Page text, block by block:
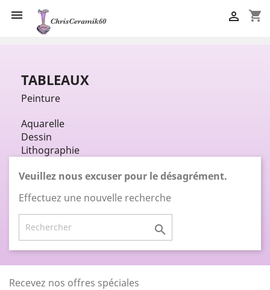
 shopping_cart

TABLEAUX
Peinture
Aquarelle
Dessin
Lithographie
Veuillez nous excuser pour le désagrément.
Effectuez une nouvelle recherche

Recevez nos offres spéciales